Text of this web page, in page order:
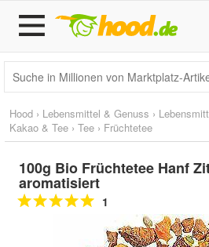
Hood › Lebensmittel & Genuss ›
Kakao & Tee › Tee › Früchtetee
100g Bio Früchtetee Hanf
aromatisiert
1